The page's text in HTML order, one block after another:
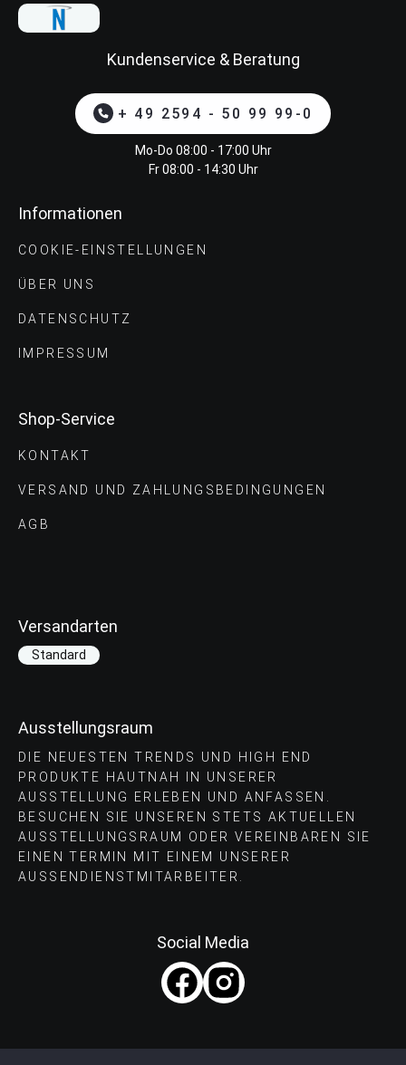
Kundenservice & Beratung
+ 49 2594 - 50 99 99-0
Mo-Do 08:00 - 17:00 Uhr
Fr 08:00 - 14:30 Uhr
Informationen
COOKIE-EINSTELLUNGEN
ÜBER UNS
DATENSCHUTZ
IMPRESSUM
Shop-Service
KONTAKT
VERSAND UND ZAHLUNGS­BEDINGUNGEN
AGB
Versandarten
Standard
Ausstellungsraum
DIE NEUESTEN TRENDS UND HIGH END
PRODUKTE HAUTNAH IN UNSERER
AUSSTELLUNG ERLEBEN UND ANFASSEN.
BESUCHEN SIE UNSEREN STETS AKTUELLEN
AUSSTELLUNGSRAUM ODER VEREINBAREN SIE
EINEN TERMIN MIT EINEM UNSERER
AUSSENDIENSTMITARBEITER.
Social Media